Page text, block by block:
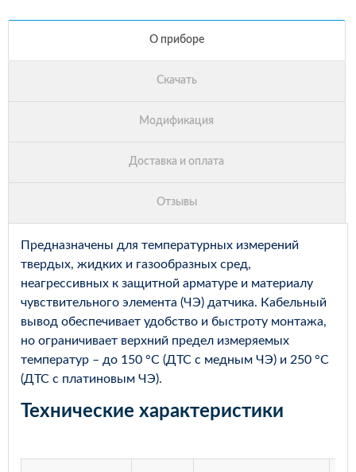
Предназначены для температурных измерений
твердых, жидких и газообразных сред,
неагрессивных к защитной арматуре и материалу
чувствительного элемента (ЧЭ) датчика. Кабельный
вывод обеспечивает удобство и быстроту монтажа,
но ограничивает верхний предел измеряемых
температур – до 150 °С (ДТС с медным ЧЭ) и 250 °С
(ДТС с платиновым ЧЭ).
Технические характеристики